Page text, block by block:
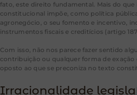
fato, este direito fundamental. Mais do que
constitucional impõe, como política
agronegócio, o seu fomento e incentivo,
instrumentos fiscais e creditícios (artigo
Com isso, não nos parece fazer sentido
contribuição ou qualquer forma de
oposto ao que se preconiza no texto
Irracionalidade